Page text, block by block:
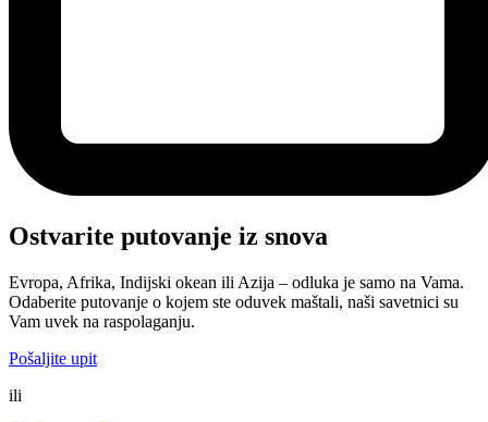
Ostvarite putovanje iz snova
Evropa, Afrika, Indijski okean ili Azija – odluka je samo na Vama.
Odaberite putovanje o kojem ste oduvek maštali, naši savetnici su
Vam uvek na raspolaganju.
Pošaljite upit
ili